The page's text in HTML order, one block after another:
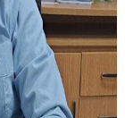
Comunicación
y a Yeisy
y